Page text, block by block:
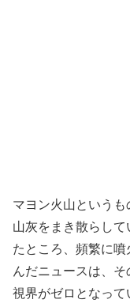
マヨン火山という
山灰をまき散らし
たところ、頻繁に
んだニュースは、
視界がゼロとなって